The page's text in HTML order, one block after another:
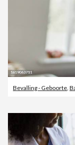
Bevalling - Geboorte,